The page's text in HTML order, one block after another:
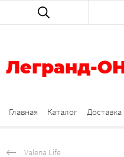
Легранд-
Главная Каталог Доставка
Valena Life